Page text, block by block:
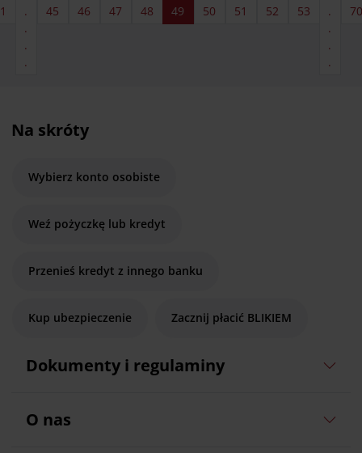
1
.
.
.
.
45 46 47 48 49 50 51 52 53
.
.
.
.
70
Na skróty
Wybierz konto osobiste
Weź pożyczkę lub kredyt
Przenieś kredyt z innego banku
Kup ubezpieczenie Zacznij płacić BLIKIEM
Dokumenty i regulaminy
O nas